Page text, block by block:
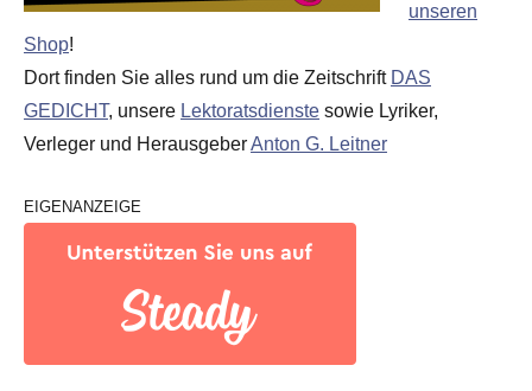
unseren
Shop!
Dort finden Sie alles rund um die Zeitschrift DAS
GEDICHT, unsere Lektoratsdienste sowie Lyriker,
Verleger und HerausgeberAnton G. Leitner
EIGENANZEIGE